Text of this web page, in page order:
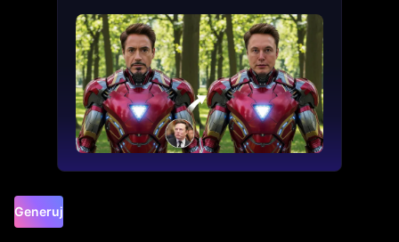
Generuj